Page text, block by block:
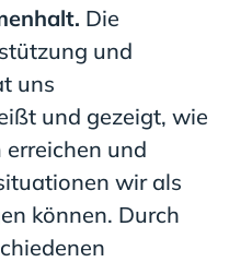
Die
und
uns
und gezeigt, wie
und
wir als
können. Durch